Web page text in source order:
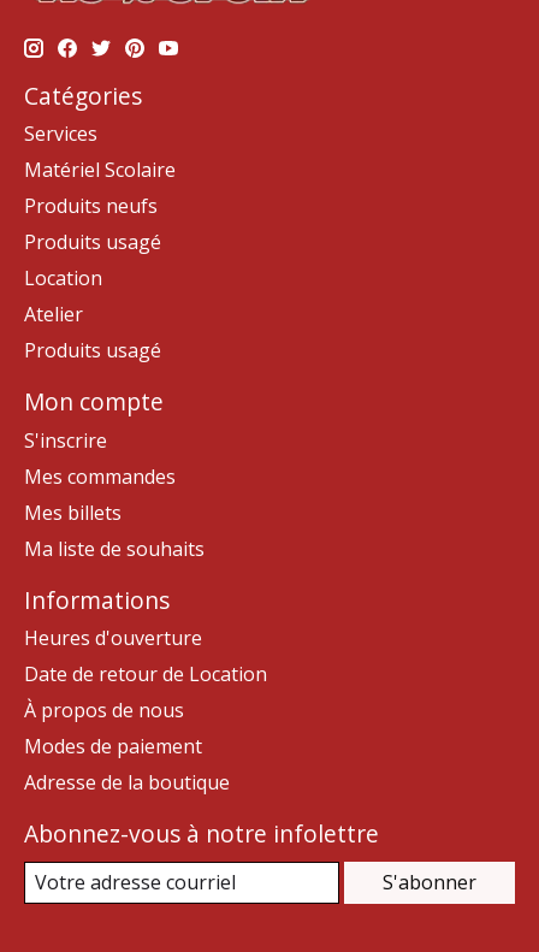
Catégories
Services
Matériel Scolaire
Produits neufs
Produits usagé
Location
Atelier
Produits usagé
Mon compte
S'inscrire
Mes commandes
Mes billets
Ma liste de souhaits
Informations
Heures d'ouverture
Date de retour de Location
À propos de nous
Modes de paiement
Adresse de la boutique
Abonnez-vous à notre infolettre
S'abonner